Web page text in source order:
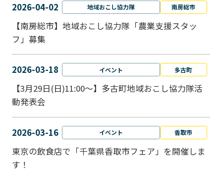
2026-04-02 地域おこし協力隊 南房総市
【南房総市】地域おこし協力隊「農業支援スタッ
フ」募集
2026-03-18 イベント 多古町
【3月29日(日)11:00～】多古町地域おこし協力隊活
動発表会
2026-03-16 イベント 香取市
東京の飲食店で「千葉県香取市フェア」を開催しま
す！